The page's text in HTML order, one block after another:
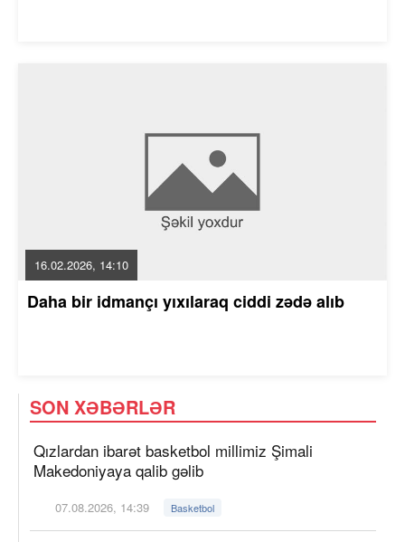
16.02.2026, 14:10
Daha bir idmançı yıxılaraq ciddi zədə alıb
SON XƏBƏRLƏR
Qızlardan ibarət basketbol millimiz Şimali
Makedoniyaya qalib gəlib
07.08.2026, 14:39 Basketbol